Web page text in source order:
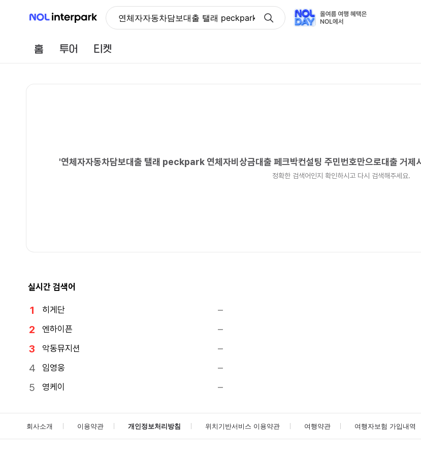
NOL 인터파크 연체자자동차담보대출 탤래 peckpark 연체자비상금대출 페크박컨설팅 주민번호
홈 투어
'연체자자동차담보대출 탤래 peckpark 연체자비상금대출 페크박컨설팅 주민번호만으로대출 거제
정확한 검색어인지 확인하시고 다시 검색해주세요.
실시간 검색어
히게단
엔하이픈
악동뮤지션
임영웅
영케이
회사소개 이용약관 개인정보처리방침 위치기반서비스 이용약관 여행약관 여행자보험 가입내역